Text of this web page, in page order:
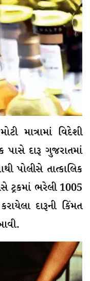
માત્રામાં વિદેશી
પાસે દારૂ ગુજરાતમાં
પોલીસે તાત્કાલિક
ટ્રકમાં ભરેલી 1005
દારૂની કિંમત